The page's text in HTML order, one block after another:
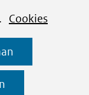
Cookies